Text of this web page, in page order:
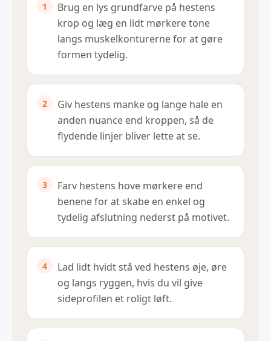
Brug en lys grundfarve på hestens
krop og læg en lidt mørkere tone
langs muskelkonturerne for at gøre
formen tydelig.
Giv hestens manke og lange hale en
anden nuance end kroppen, så de
flydende linjer bliver lette at se.
Farv hestens hove mørkere end
benene for at skabe en enkel og
tydelig afslutning nederst på motivet.
Lad lidt hvidt stå ved hestens øje, øre
og langs ryggen, hvis du vil give
sideprofilen et roligt løft.